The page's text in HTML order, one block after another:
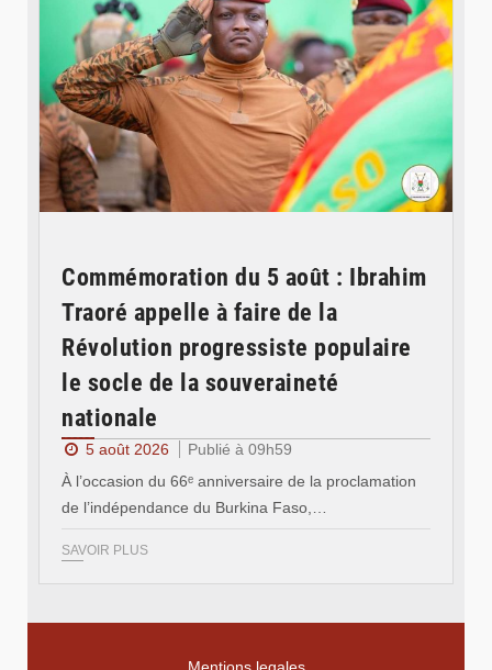
Commémoration du 5 août : Ibrahim
Traoré appelle à faire de la
Révolution progressiste populaire
le socle de la souveraineté
nationale
5 août 2026
Publié à 09h59
À l’occasion du 66ᵉ anniversaire de la proclamation
de l’indépendance du Burkina Faso,…
SAVOIR PLUS
Mentions legales